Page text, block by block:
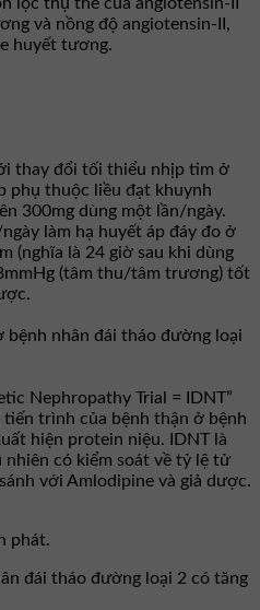
và nồng độ angiotensin-II,
huyết tương.
thay đổi tối thiểu nhịp tim ở
phụ thuộc liều đạt khuynh
300mg dùng một lần/ngày.
làm hạ huyết áp đáy đo ở
(nghĩa là 24 giờ sau khi dùng
(tâm thu/tâm trương) tốt
bệnh nhân đái tháo đường loại
Nephropathy Trial = IDNT”
trình của bệnh thận ở bệnh
hiện protein niệu. IDNT là
có kiểm soát về tỷ lệ tử
với Amlodipine và giả dược.
phát.
đái tháo đường loại 2 có tăng